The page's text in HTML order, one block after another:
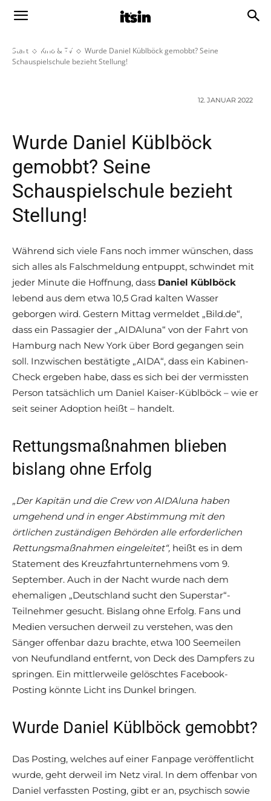
Start Kino & TV
Wurde Daniel Küblböck gemobbt? Seine
Schauspielschule bezieht Stellung!
Wurde Daniel Küblböck gemobbt?
Stellung!
12. JANUAR 2022
Wurde Daniel Küblböck
gemobbt? Seine
Schauspielschule bezieht
Stellung!
Während sich viele Fans noch immer wünschen, dass
sich alles als Falschmeldung entpuppt, schwindet mit
jeder Minute die Hoffnung, dass Daniel Küblböck
lebend aus dem etwa 10,5 Grad kalten Wasser
geborgen wird. Gestern Mittag vermeldet „Bild.de“,
dass ein Passagier der „AIDAluna“ von der Fahrt von
Hamburg nach New York über Bord gegangen sein
soll. Inzwischen bestätigte „AIDA“, dass ein Kabinen-
Check ergeben habe, dass es sich bei der vermissten
Person tatsächlich um Daniel Kaiser-Küblböck – wie er
seit seiner Adoption heißt – handelt.
Rettungsmaßnahmen blieben
bislang ohne Erfolg
„Der Kapitän und die Crew von AIDAluna haben
umgehend und in enger Abstimmung mit den
örtlichen zuständigen Behörden alle erforderlichen
Rettungsmaßnahmen eingeleitet“, heißt es in dem
Statement des Kreuzfahrtunternehmens vom 9.
September. Auch in der Nacht wurde nach dem
ehemaligen „Deutschland sucht den Superstar“-
Teilnehmer gesucht. Bislang ohne Erfolg. Fans und
Medien versuchen derweil zu verstehen, was den
Sänger offenbar dazu brachte, etwa 100 Seemeilen
von Neufundland entfernt, von Deck des Dampfers zu
springen. Ein mittlerweile gelöschtes Facebook-
Posting könnte Licht ins Dunkel bringen.
Wurde Daniel Küblböck gemobbt?
Das Posting, welches auf einer Fanpage veröffentlicht
wurde, geht derweil im Netz viral. In dem offenbar von
Daniel verfassten Posting, gibt er an, psychisch sowie